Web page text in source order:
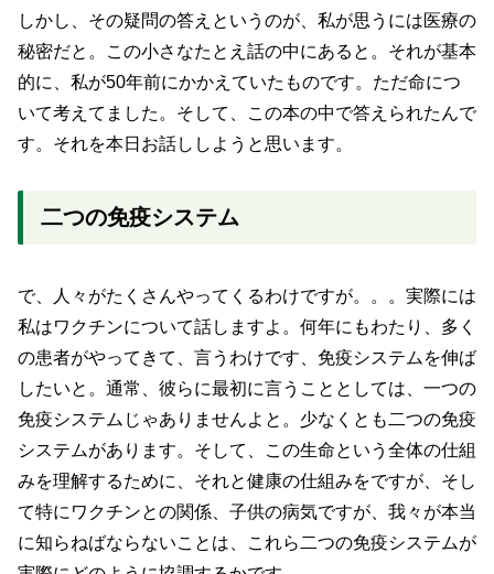
しかし、その疑問の答えというのが、私が思うには医療の
秘密だと。この小さなたとえ話の中にあると。それが基本
的に、私が50年前にかかえていたものです。ただ命につ
いて考えてました。そして、この本の中で答えられたんで
す。それを本日お話ししようと思います。
二つの免疫システム
で、人々がたくさんやってくるわけですが。。。実際には
私はワクチンについて話しますよ。何年にもわたり、多く
の患者がやってきて、言うわけです、免疫システムを伸ば
したいと。通常、彼らに最初に言うこととしては、一つの
免疫システムじゃありませんよと。少なくとも二つの免疫
システムがあります。そして、この生命という全体の仕組
みを理解するために、それと健康の仕組みをですが、そし
て特にワクチンとの関係、子供の病気ですが、我々が本当
に知らねばならないことは、これら二つの免疫システムが